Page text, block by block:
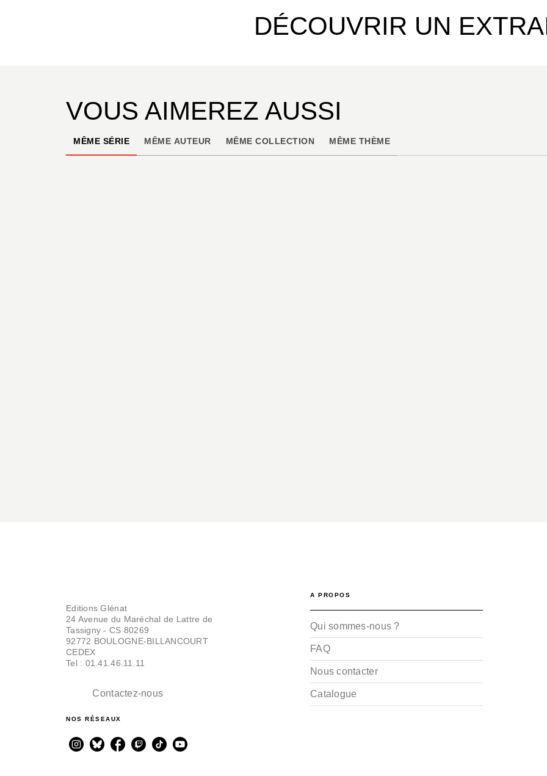
DÉCOUVRIR UN
VOUS AIMEREZ AUSSI
MÊME SÉRIE MÊME AUTEUR MÊME COLLECTION MÊME THÈME
Editions Glénat
24 Avenue du Maréchal de Lattre de
Tassigny - CS 80269
92772 BOULOGNE-BILLANCOURT
CEDEX
Tel : 01.41.46.11.11
Contactez-nous
NOS RÉSEAUX
A PROPOS
Qui sommes-nous ?
FAQ
Nous contacter
Catalogue